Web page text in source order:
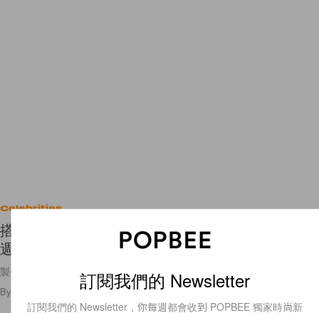
Celebrities
搭配私服的客製化設計：NewJeans x Levi’s 慶祝
週年，猜猜成員們最愛的單品是？
製作出屬於自己的獨一無二設計！
By 2023年9月12日
訂閱我們的 Newsletter
訂閱我們的 Newsletter，你每週都會收到 POPBEE 獨家時尚新